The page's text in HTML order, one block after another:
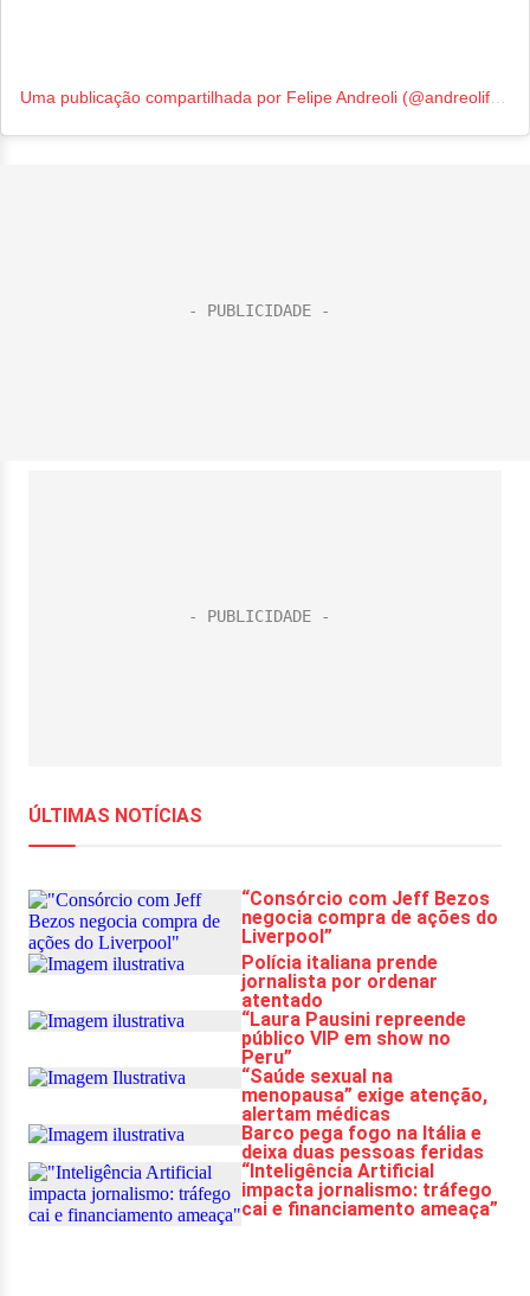
Uma publicação compartilhada por Felipe Andreoli (@andreolifelipe)